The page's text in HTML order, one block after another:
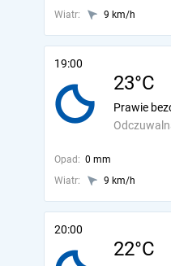
Wiatr:
9 km/h
19:00
23°C
Prawie
Opad: 0 mm
Wiatr:
9 km/h
20:00
22°C